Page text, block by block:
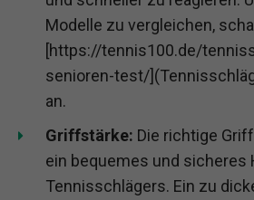
Modelle zu vergleichen,
[https://tennis100.de/
senioren-test/
an.
Griffstärke: Die richtige
ein bequemes und sicheres
Tennisschlägers. Ein zu